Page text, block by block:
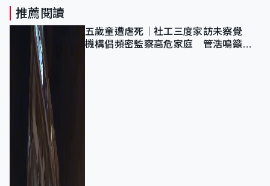
推薦閱讀
五歲童遭虐死｜社工三度家訪未察覺
機構倡頻密監察高危家庭 管浩鳴籲加